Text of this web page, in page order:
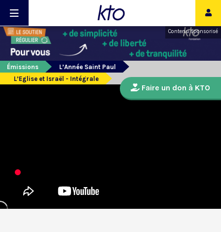
Contenu sponsorisé
Émissions
L’Année Saint Paul
L’Eglise et Israël - Intégrale
Faire un don à KTO